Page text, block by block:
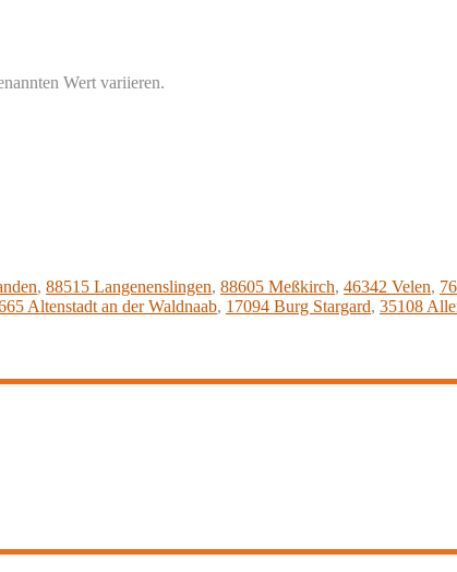
Wert variieren.
, 88515 Langenenslingen, 88605 Meßkirch, 46342 Velen,
Altenstadt an der Waldnaab, 17094 Burg Stargard, 35108